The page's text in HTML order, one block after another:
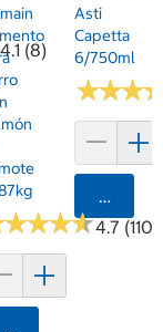
4.1 (8)
★★★★
★★★★4.7 (1101)
Asti
Capetta
6/750ml
★★★
★★★